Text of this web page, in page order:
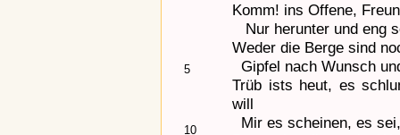
5
10
Komm! ins Offene,
Nur herunter und eng
Weder die Berge sind
Gipfel nach Wunsch
Trüb ists heut, es
will
Mir es scheinen, es